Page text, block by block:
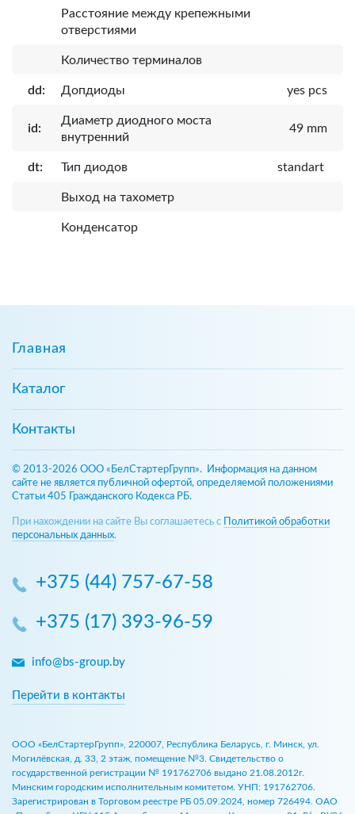
Расcтояние между крепежными
отверстиями
Количество терминалов
dd: Допдиоды yes pcs
id:
Диаметр диодного моста
внутренний
49 mm
dt: Тип диодов standart
Выход на тахометр
Конденсатор
Главная
Каталог
Контакты
© 2013-2026 ООО «БелСтартерГрупп». Информация на данном
сайте не является публичной офертой, определяемой положениями
Статьи 405 Гражданского Кодекса РБ.
При нахождении на сайте Вы соглашаетесь с
Политикой обработки
персональных данных.
+375 (44) 757-67-58
+375 (17) 393-96-59
info@bs-group.by
Перейти в контакты
ООО «БелСтартерГрупп», 220007, Республика Беларусь, г. Минск, ул.
Могилёвская, д. 33, 2 этаж, помещение №3. Свидетельство о
государственной регистрации № 191762706 выдано 21.08.2012г.
Минским городским исполнительным комитетом. УНП: 191762706.
Зарегистрирован в Торговом реестре РБ 05.09.2024, номер 726494. ОАО